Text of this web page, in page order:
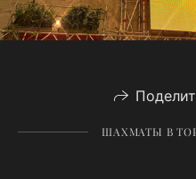
ШАХМАТЫ В